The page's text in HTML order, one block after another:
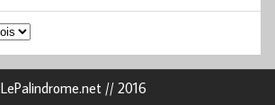
LePalindrome.net // 2016